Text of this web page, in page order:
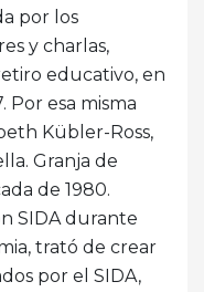
por los
y charlas,
educativo, en
Por esa misma
Kübler-Ross,
Granja de
de 1980.
SIDA durante
trató de crear
por el SIDA,